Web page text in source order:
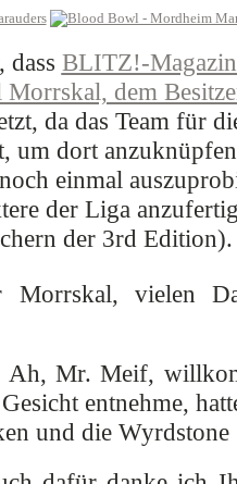
dass BLITZ!-
dem
da das Team für
um dort
einmal
der Liga
der 3rd Edition).
Morrskal, vielen
Ah, Mr. Meif,
entnehme,
und die Wyrdstone